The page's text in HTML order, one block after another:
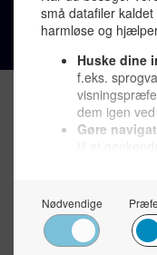
Send et læserbrev >
Privatlivspolitik >